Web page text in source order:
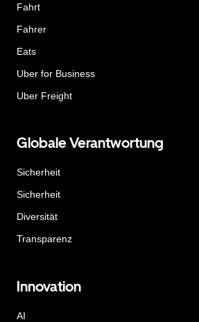
Fahrt
Fahrer
Eats
Uber for Business
Uber Freight
Globale Verantwortung
Sicherheit
Sicherheit
Diversität
Transparenz
Innovation
AI